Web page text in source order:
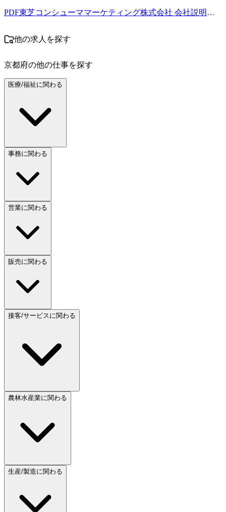
PDF 東芝コンシューママーケティング株式会社 会社説明資料.pdf
他の求人を探す
京都府の他の仕事を探す
医療/福祉に関わる
事務に関わる
営業に関わる
販売に関わる
接客/サービスに関わる
農林水産業に関わる
生産/製造に関わる